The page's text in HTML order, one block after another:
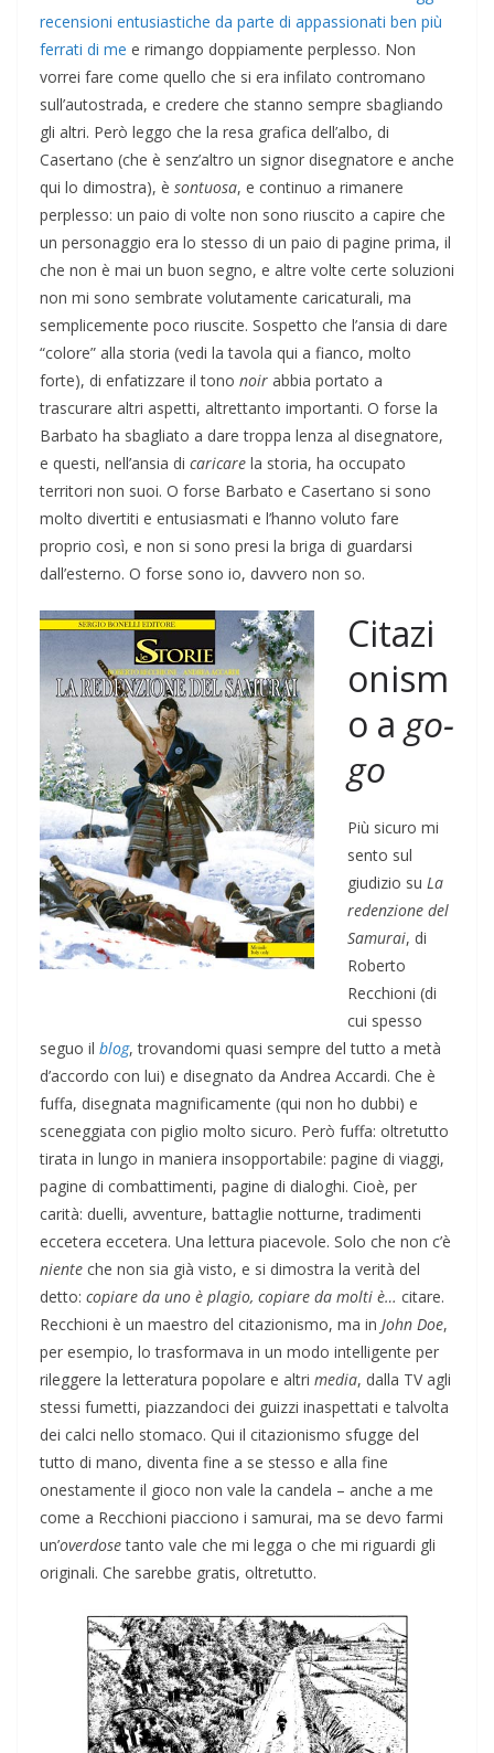
recensioni entusiastiche da parte di appassionati ben più
ferrati di me e rimango doppiamente perplesso. Non
vorrei fare come quello che si era infilato contromano
sull’autostrada, e credere che stanno sempre sbagliando
gli altri. Però leggo che la resa grafica dell’albo, di
Casertano (che è senz’altro un signor disegnatore e anche
qui lo dimostra), è sontuosa, e continuo a rimanere
perplesso: un paio di volte non sono riuscito a capire che
un personaggio era lo stesso di un paio di pagine prima, il
che non è mai un buon segno, e altre volte certe soluzioni
non mi sono sembrate volutamente caricaturali, ma
semplicemente poco riuscite. Sospetto che l’ansia di dare
“colore” alla storia (vedi la tavola qui a fianco, molto
forte), di enfatizzare il tono noir abbia portato a
trascurare altri aspetti, altrettanto importanti. O forse la
Barbato ha sbagliato a dare troppa lenza al disegnatore,
e questi, nell’ansia di caricare la storia, ha occupato
territori non suoi. O forse Barbato e Casertano si sono
molto divertiti e entusiasmati e l’hanno voluto fare
proprio così, e non si sono presi la briga di guardarsi
dall’esterno. O forse sono io, davvero non so.
Citazi
onism
o a go-
go
Più sicuro mi
sento sul
giudizio su La
redenzione del
Samurai, di
Roberto
Recchioni (di
cui spesso
seguo il blog, trovandomi quasi sempre del tutto a metà
d’accordo con lui) e disegnato da Andrea Accardi. Che è
fuffa, disegnata magnificamente (qui non ho dubbi) e
sceneggiata con piglio molto sicuro. Però fuffa: oltretutto
tirata in lungo in maniera insopportabile: pagine di viaggi,
pagine di combattimenti, pagine di dialoghi. Cioè, per
carità: duelli, avventure, battaglie notturne, tradimenti
eccetera eccetera. Una lettura piacevole. Solo che non c’è
niente che non sia già visto, e si dimostra la verità del
detto: copiare da uno è plagio, copiare da molti è… citare.
Recchioni è un maestro del citazionismo, ma in John Doe,
per esempio, lo trasformava in un modo intelligente per
rileggere la letteratura popolare e altri media, dalla TV agli
stessi fumetti, piazzandoci dei guizzi inaspettati e talvolta
dei calci nello stomaco. Qui il citazionismo sfugge del
tutto di mano, diventa fine a se stesso e alla fine
onestamente il gioco non vale la candela – anche a me
come a Recchioni piacciono i samurai, ma se devo farmi
un’overdosetanto vale che mi legga o che mi riguardi gli
originali. Che sarebbe gratis, oltretutto.